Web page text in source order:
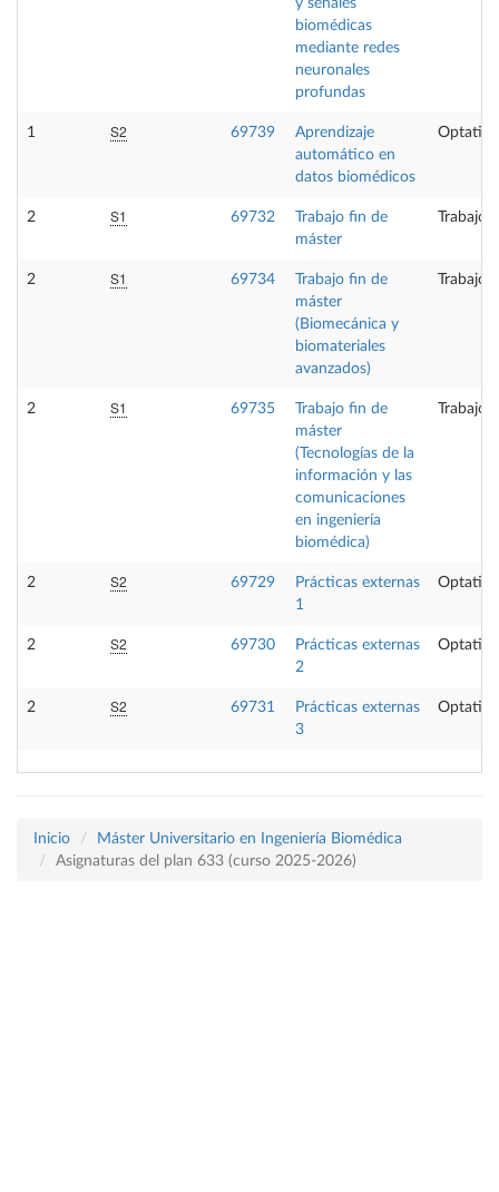
biomédicas
mediante redes
neuronales
profundas
1 S2 69739
Aprendizaje
automático en
datos biomédicos
Optativa
2 S1 69732
Trabajo fin de
máster
Trabajo
2 S1 69734
Trabajo fin de
máster
(Biomecánica y
biomateriales
avanzados)
Trabajo
2 S1 69735
Trabajo fin de
máster
(Tecnologías de la
información y las
comunicaciones
en ingeniería
biomédica)
Trabajo
2 S2 69729
Prácticas externas
1
Optativa
2 S2 69730
Prácticas externas
2
Optativa
2 S2 69731
Prácticas externas
3
Optativa
Inicio
Máster Universitario en Ingeniería Biomédica
Asignaturas del plan 633 (curso 2025-2026)